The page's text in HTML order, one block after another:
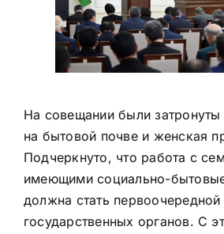
На совещании были затронуты
на бытовой почве и ​​женская
Подчеркнуто, что работа с
имеющими социально-
должна стать первоочередной
государственных органов. С